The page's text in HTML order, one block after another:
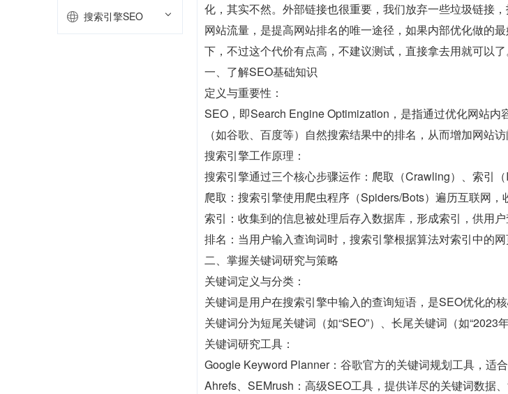
搜索引擎SEO
化，其实不然。外部链接也很重要，我们放弃一些垃圾链接
网站流量，是提高网站排名的唯一途径，如果内部优化做的
下，不过这个代价有点高，不建议测试，直接拿去用就可以了
一、了解SEO基础知识
定义与重要性：
SEO，即Search Engine Optimization，是指通过优化网站
（如谷歌、百度等）自然搜索结果中的排名，从而增加网站
搜索引擎工作原理：
搜索引擎通过三个核心步骤运作：爬取（Crawling）、索引（
爬取：搜索引擎使用爬虫程序（Spiders/Bots）遍历互联网，
索引：收集到的信息被处理后存入数据库，形成索引，供用户
排名：当用户输入查询词时，搜索引擎根据算法对索引中的
二、掌握关键词研究与策略
关键词定义与分类：
关键词是用户在搜索引擎中输入的查询短语，是SEO优化的核
关键词分为短尾关键词（如“SEO”）、长尾关键词（如“2023
关键词研究工具：
Google Keyword Planner：谷歌官方的关键词规划工具，适
Ahrefs、SEMrush：高级SEO工具，提供详尽的关键词数据、